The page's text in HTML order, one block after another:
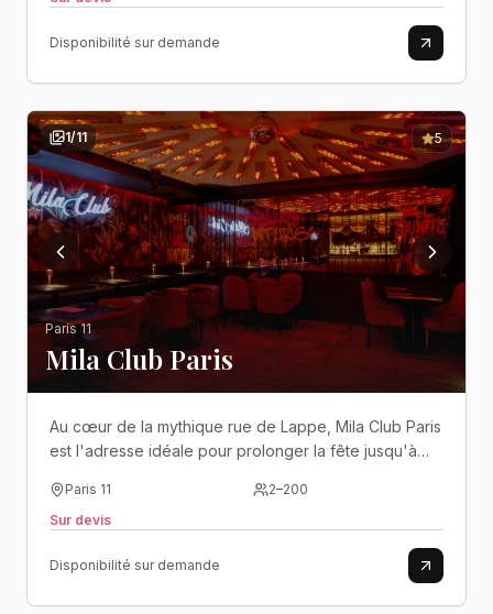
Disponibilité sur demande
1/11 5
Paris 11
Mila Club Paris
Au cœur de la mythique rue de Lappe, Mila Club Paris
est l'adresse idéale pour prolonger la fête jusqu'à
pour les événements privés et les soirées les plus
mémorables..
Paris 11 2–200
Sur devis
Disponibilité sur demande